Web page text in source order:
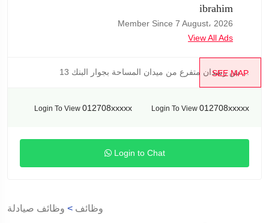
ibrahim
Member Since 7 August، 2026
View All Ads
SEE MAP
13 ش رشدان متفرع من ميدان المساحة بجوار البنك ...
Login To View 012708xxxxx Login To View 012708xxxxx
Login to Chat
وظائف > وظائف صيادلة